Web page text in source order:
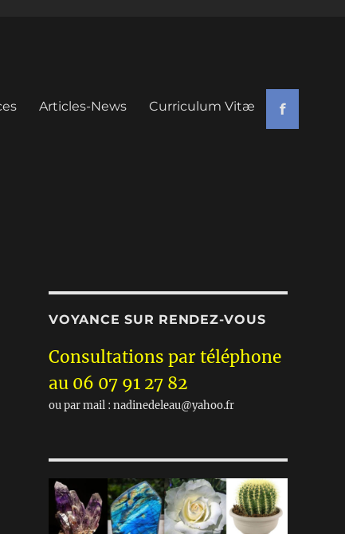
Articles-News Curriculum Vitæ f
VOYANCE SUR RENDEZ-VOUS
Consultations par téléphone
au 06 07 91 27 82
ou par mail : nadinedeleau@yahoo.fr